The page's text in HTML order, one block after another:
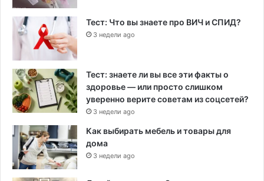
Тест: Что вы знаете про ВИЧ и СПИД?
3 недели ago
Тест: знаете ли вы все эти факты о
здоровье — или просто слишком
уверенно верите советам из соцсетей?
3 недели ago
Как выбирать мебель и товары для
дома
3 недели ago